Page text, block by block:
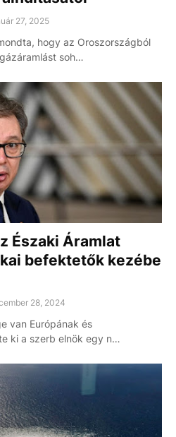
27, 2025
hogy az Oroszországból
soh…
Északi Áramlat
befektetők kezébe
28, 2024
van Európának és
ki a szerb elnök egy n…